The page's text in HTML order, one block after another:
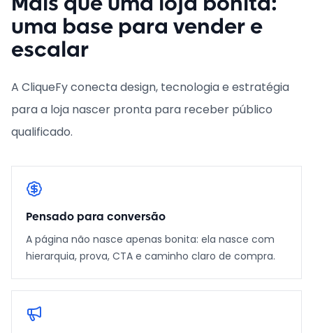
Mais que uma loja bonita:
uma base para vender e
escalar
A CliqueFy conecta design, tecnologia e estratégia
para a loja nascer pronta para receber público
qualificado.
Pensado para conversão
A página não nasce apenas bonita: ela nasce com
hierarquia, prova, CTA e caminho claro de compra.